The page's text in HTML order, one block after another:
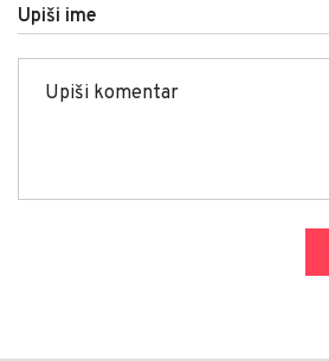
Upiši ime